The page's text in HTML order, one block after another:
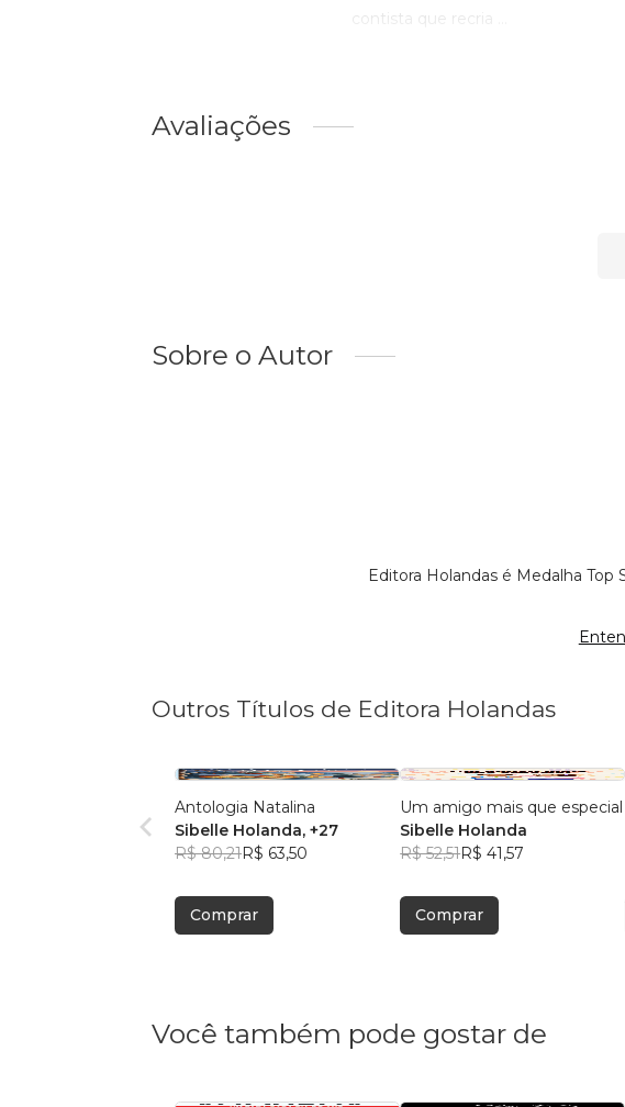
contista que recria ...
Avaliações
Sobre o Autor
Editora Holandas é Medalha
Outros Títulos de Editora Holandas
Antologia Natalina
Sibelle Holanda, +27
R$ 80,21R$ 63,50
Comprar
Um amigo mais que especial
Sibelle Holanda
R$ 52,51R$ 41,57
Comprar
Você também pode gostar de